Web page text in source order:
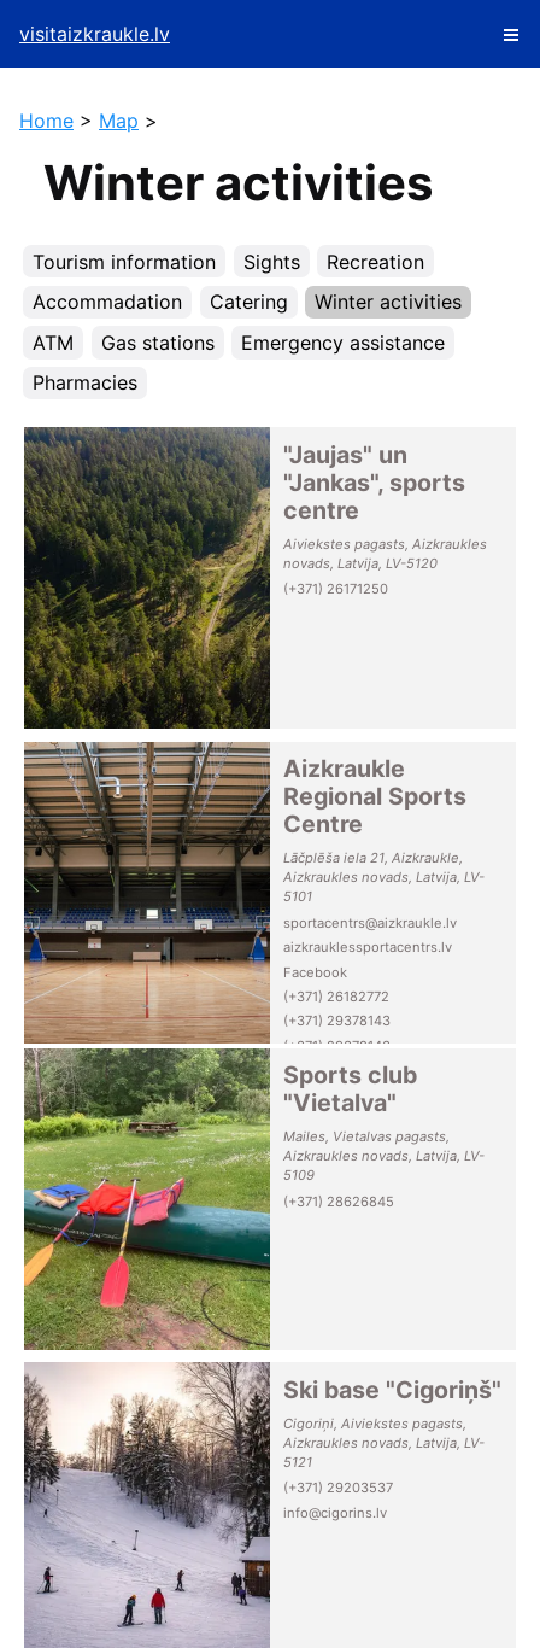
visitaizkraukle.lv
Home > Map >
Winter activities
Tourism information Sights
Recreation
Accommadation
Catering
Winter activities
ATM
Gas stations
Emergency assistance
Pharmacies
"Jaujas" un
"Jankas", sports
centre
Aiviekstes pagasts, Aizkraukles
novads, Latvija, LV-5120
(+371) 26171250
Aizkraukle
Regional Sports
Centre
Lāčplēša iela 21, Aizkraukle,
Aizkraukles novads, Latvija, LV-
5101
sportacentrs@aizkraukle.lv
aizkrauklessportacentrs.lv
Facebook
(+371) 26182772
(+371) 29378143
(+371) 29378143
Sports club
"Vietalva"
Mailes, Vietalvas pagasts,
Aizkraukles novads, Latvija, LV-
5109
(+371) 28626845
Ski base "Cigoriņš"
Cigoriņi, Aiviekstes pagasts,
Aizkraukles novads, Latvija, LV-
5121
(+371) 29203537
info@cigorins.lv